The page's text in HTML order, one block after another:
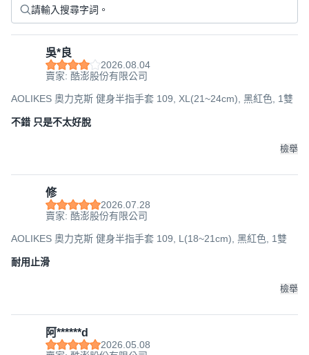
吳*良
2026.08.04
賣家: 酷澎股份有限公司
AOLIKES 奧力克斯 健身半指手套 109, XL(21~24cm), 黑紅色, 1雙
不錯 只是不太好脫
檢舉
修
2026.07.28
賣家: 酷澎股份有限公司
AOLIKES 奧力克斯 健身半指手套 109, L(18~21cm), 黑紅色, 1雙
耐用止滑
檢舉
阿******d
2026.05.08